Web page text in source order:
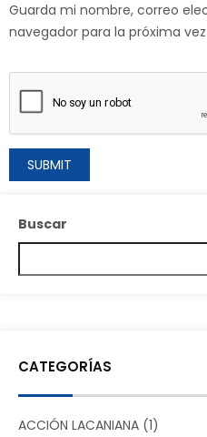
Guarda mi nombre, correo
navegador para la próxima
Buscar
CATEGORÍAS
ACCIÓN LACANIANA (1)